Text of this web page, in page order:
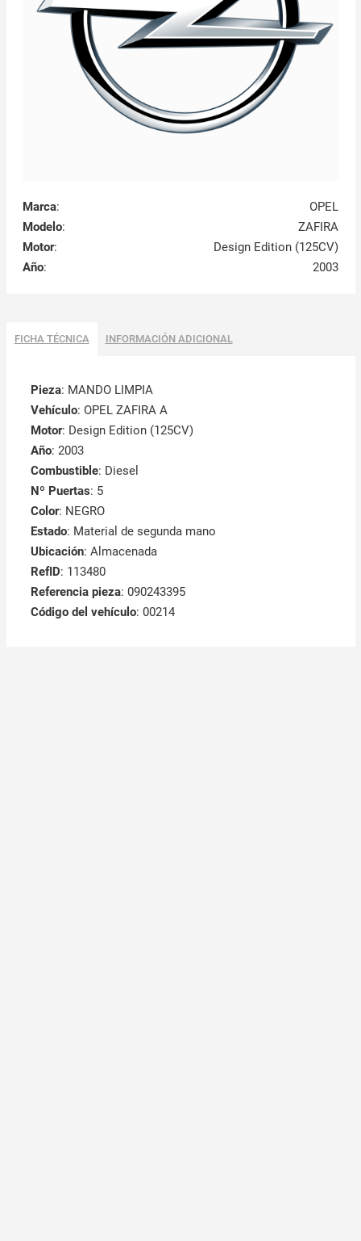
Marca:
OPEL
Modelo:
ZAFIRA
Motor:
Design Edition (125CV)
Año: 2003
FICHA TÉCNICA INFORMACIÓN ADICIONAL
Pieza: MANDO LIMPIA
Vehículo: OPEL ZAFIRA A
Motor: Design Edition (125CV)
Año: 2003
Combustible: Diesel
Nº Puertas: 5
Color: NEGRO
Estado: Material de segunda mano
Ubicación: Almacenada
RefID: 113480
Referencia pieza: 090243395
Código del vehículo: 00214